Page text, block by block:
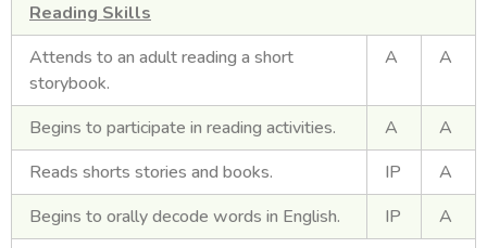
Reading Skills
Attends to an adult reading a short
storybook.
A A
Begins to participate in reading activities. A
A
Reads shorts stories and books.
IP
A
Begins to orally decode words in English.
IP
A